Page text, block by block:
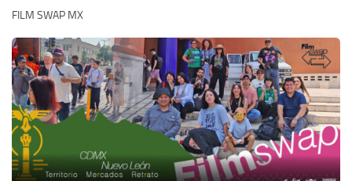
FILM SWAP MX